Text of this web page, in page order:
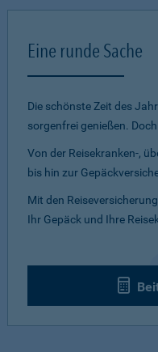
Eine runde Sache
Die schönste Zeit des
sorgenfrei genießen.
Von der Reisekranken-,
bis hin zur
Mit den
Ihr Gepäck und Ihre